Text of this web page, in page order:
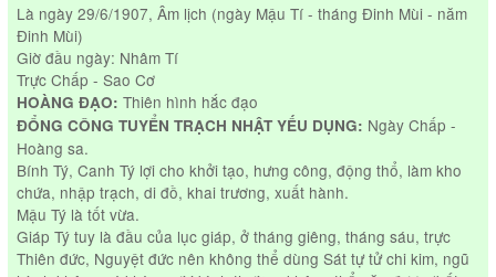
Là ngày 29/6/1907, Âm lịch (ngày Mậu Tí - tháng Đinh Mùi - năm
Đinh Mùi)
Giờ đầu ngày: Nhâm Tí
Trực Chấp - Sao Cơ
HOÀNG ĐẠO: Thiên hình hắc đạo
ĐỔNG CÔNG TUYỂN TRẠCH NHẬT YẾU DỤNG: Ngày Chấp -
Hoàng sa.
Bính Tý, Canh Tý lợi cho khởi tạo, hưng công, động thổ, làm kho
chứa, nhập trạch, di đồ, khai trương, xuất hành.
Mậu Tý là tốt vừa.
Giáp Tý tuy là đầu của lục giáp, ở tháng giêng, tháng sáu, trực
Thiên đức, Nguyệt đức nên không thể dùng Sát tự tử chi kim, ngũ